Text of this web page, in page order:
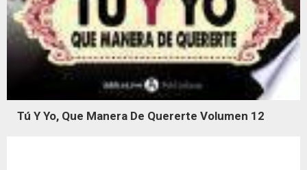
Tú Y Yo, Que Manera De Quererte Volumen 12